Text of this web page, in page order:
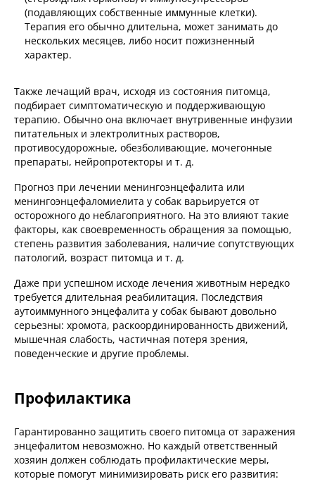
(подавляющих собственные иммунные клетки).
Терапия его обычно длительна, может занимать до
нескольких месяцев, либо носит пожизненный
характер.
Также лечащий врач, исходя из состояния питомца,
подбирает симптоматическую и поддерживающую
терапию. Обычно она включает внутривенные инфузии
питательных и электролитных растворов,
противосудорожные, обезболивающие, мочегонные
препараты, нейропротекторы и т. д.
Прогноз при лечении менингоэнцефалита или
менингоэнцефаломиелита у собак варьируется от
осторожного до неблагоприятного. На это влияют такие
факторы, как своевременность обращения за помощью,
степень развития заболевания, наличие сопутствующих
патологий, возраст питомца и т. д.
Даже при успешном исходе лечения животным нередко
требуется длительная реабилитация. Последствия
аутоиммунного энцефалита у собак бывают довольно
серьезны: хромота, раскоординированность движений,
мышечная слабость, частичная потеря зрения,
поведенческие и другие проблемы.
Профилактика
Гарантированно защитить своего питомца от заражения
энцефалитом невозможно. Но каждый ответственный
хозяин должен соблюдать профилактические меры,
которые помогут минимизировать риск его развития: